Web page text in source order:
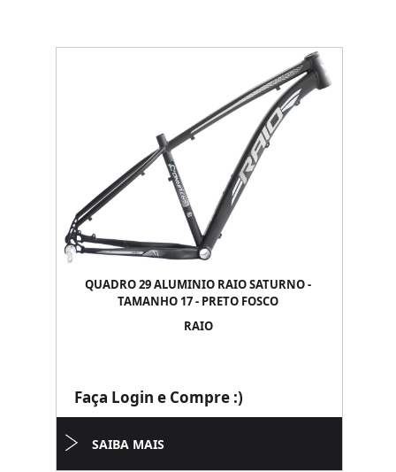
QUADRO 29 ALUMINIO RAIO SATURNO -
TAMANHO 17 - PRETO FOSCO
RAIO
Faça Login e Compre :)
SAIBA MAIS